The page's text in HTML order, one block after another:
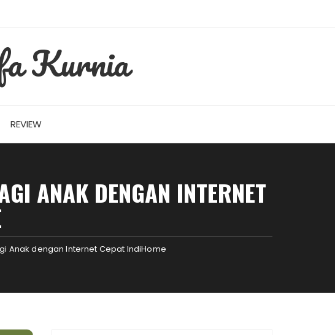
Kurnia
REVIEW
ANAK DENGAN INTERNET
Anak dengan Internet Cepat IndiHome